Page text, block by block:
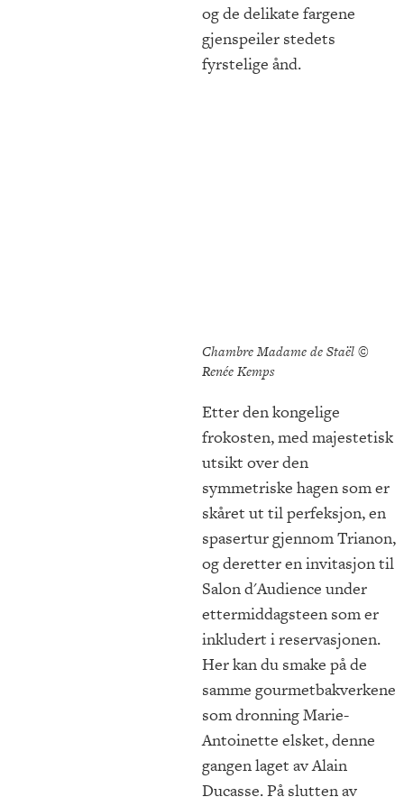
og de delikate fargene
gjenspeiler stedets
fyrstelige ånd.
Chambre Madame de Staël ©
Renée Kemps
Etter den kongelige
frokosten, med majestetisk
utsikt over den
symmetriske hagen som er
skåret ut til perfeksjon, en
spasertur gjennom Trianon,
og deretter en invitasjon til
Salon d'Audience under
ettermiddagsteen som er
inkludert i reservasjonen.
Her kan du smake på de
samme gourmetbakverkene
som dronning Marie-
Antoinette elsket, denne
gangen laget av Alain
Ducasse. På slutten av